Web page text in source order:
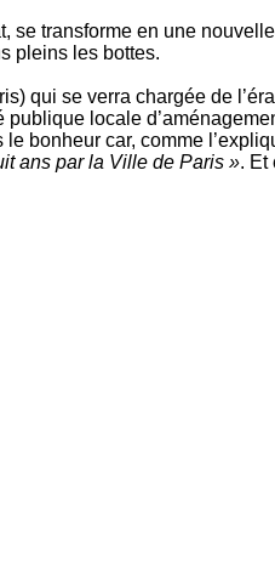
se transforme en une
pleins les bottes.
qui se verra chargée de
locale
bonheur car, comme
ans par la Ville de Paris ». Et